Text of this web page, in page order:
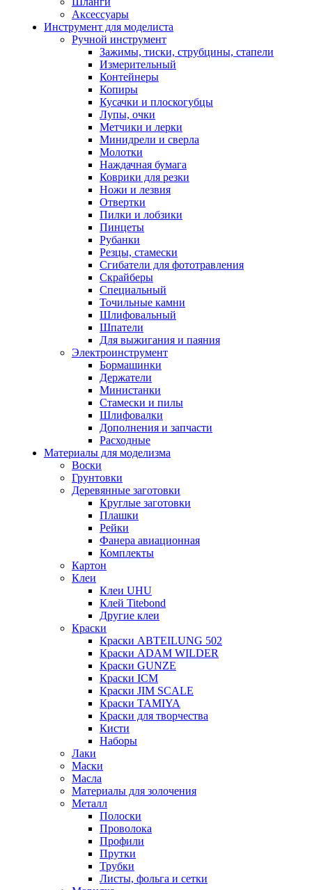
Аксессуары
Инструмент для моделиста
Ручной инструмент
Зажимы, тиски, струбцины, стапели
Измерительный
Контейнеры
Копиры
Кусачки и плоскогубцы
Лупы, очки
Метчики и лерки
Минидрели и сверла
Молотки
Наждачная бумага
Коврики для резки
Ножи и лезвия
Отвертки
Пилки и лобзики
Пинцеты
Рубанки
Резцы, стамески
Сгибатели для фототравления
Скрайберы
Специальный
Точильные камни
Шлифовальный
Шпатели
Для выжигания и паяния
Электроинструмент
Бормашинки
Держатели
Министанки
Стамески и пилы
Шлифовалки
Дополнения и запчасти
Расходные
Материалы для моделизма
Воски
Грунтовки
Деревянные заготовки
Круглые заготовки
Плашки
Рейки
Фанера авиационная
Комплекты
Картон
Клеи
Клеи UHU
Клей Titebond
Другие клеи
Краски
Краски ABTEILUNG 502
Краски ADAM WILDER
Краски GUNZE
Краски ICM
Краски JIM SCALE
Краски TAMIYA
Краски для творчества
Кисти
Наборы
Лаки
Маски
Масла
Материалы для золочения
Металл
Полоски
Проволока
Профили
Прутки
Трубки
Листы, фольга и сетки